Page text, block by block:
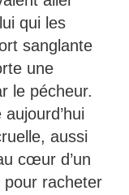
qui les
sanglante
une
le pécheur.
aussi
cœur d’un
pour racheter